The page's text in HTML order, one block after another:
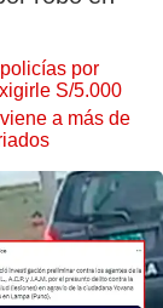
por
S/5.000
a más de